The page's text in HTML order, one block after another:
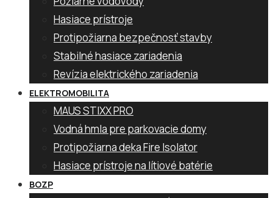
Hasiace prístroje
Protipožiarna bezpečnosť stavby
Stabilné hasiace zariadenia
Revízia elektrického zariadenia
ELEKTROMOBILITA
MAUS STIXX PRO
Vodná hmla pre parkovacie domy
Protipožiarna deka Fire Isolator
Hasiace prístroje na lítiové batérie
BOZP